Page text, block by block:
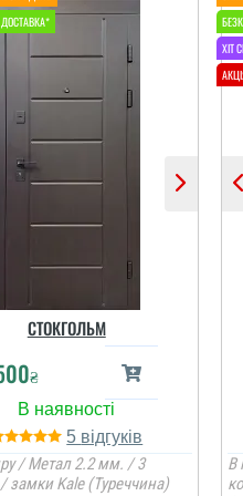
встановили швидко,
після себе сміття
прибрали. Загалом
читати всі відгуки
СТОКГОЛЬМ
₴
5
/ Метал 2.2 мм. / 3
замки Kale (Туреччина)
В